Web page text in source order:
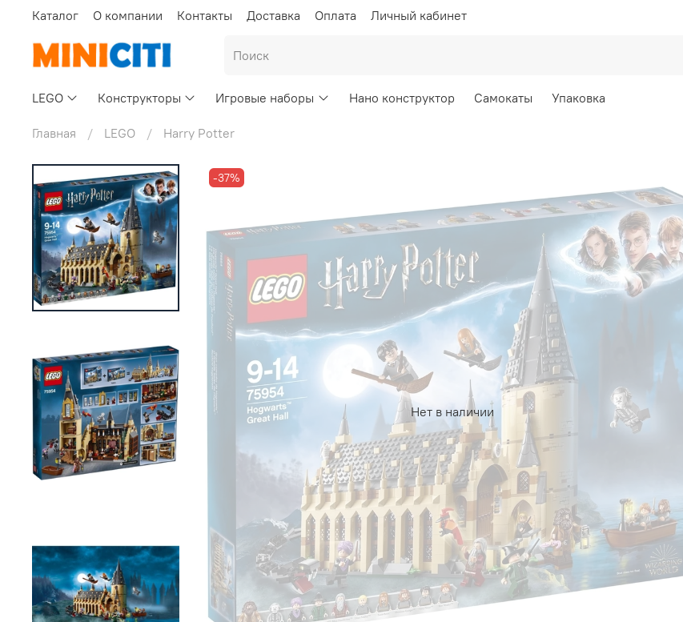
Каталог О компании Контакты Доставка Оплата Личный кабинет
LEGO Конструкторы Игровые наборы Нано конструктор Самокаты Упаковка
Главная LEGO Harry Potter
Нет в наличии
-37%